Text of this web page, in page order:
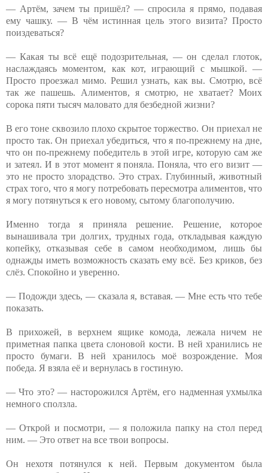
— Артём, зачем ты пришёл? — спросила я прямо, подавая
ему чашку. — В чём истинная цель этого визита? Просто
поиздеваться?
— Какая ты всё ещё подозрительная, — он сделал глоток,
наслаждаясь моментом, как кот, играющий с мышкой. —
Просто проезжал мимо. Решил узнать, как вы. Смотрю, всё
так же пашешь. Алиментов, я смотрю, не хватает? Моих
сорока пяти тысяч маловато для безбедной жизни?
В его тоне сквозило плохо скрытое торжество. Он приехал не
просто так. Он приехал убедиться, что я по-прежнему на дне,
что он по-прежнему победитель в этой игре, которую сам же
и затеял. И в этот момент я поняла. Поняла, что его визит —
это не просто злорадство. Это страх. Глубинный, животный
страх того, что я могу потребовать пересмотра алиментов, что
я могу потянуться к его новому, сытому благополучию.
Именно тогда я приняла решение. Решение, которое
вынашивала три долгих, трудных года, откладывая каждую
копейку, отказывая себе в самом необходимом, лишь бы
однажды иметь возможность сказать ему всё. Без криков, без
слёз. Спокойно и уверенно.
— Подожди здесь, — сказала я, вставая. — Мне есть что тебе
показать.
В прихожей, в верхнем ящике комода, лежала ничем не
приметная папка цвета слоновой кости. В ней хранились не
просто бумаги. В ней хранилось моё возрождение. Моя
победа. Я взяла её и вернулась в гостиную.
— Что это? — насторожился Артём, его надменная ухмылка
немного сползла.
— Открой и посмотри, — я положила папку на стол перед
ним. — Это ответ на все твои вопросы.
Он нехотя потянулся к ней. Первым документом была